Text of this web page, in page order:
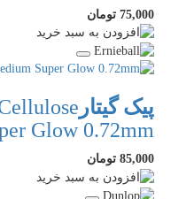
75,000 تومان
پیک گیتار
Glow 0.72mm
85,000 تومان